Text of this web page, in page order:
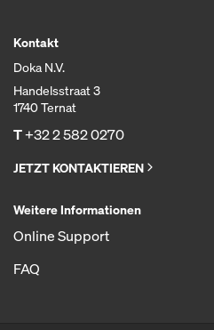
Kontakt
Doka N.V.
Handelsstraat 3
1740 Ternat
T+32 2 582 0270
JETZT KONTAKTIEREN
Weitere Informationen
Online Support
FAQ